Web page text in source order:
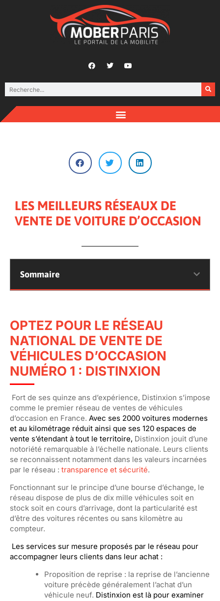
LES MEILLEURS RÉSEAUX DE
VENTE DE VOITURE D’OCCASION
Sommaire
OPTEZ POUR LE RÉSEAU
NATIONAL DE VENTE DE
VÉHICULES D’OCCASION
NUMÉRO 1 : DISTINXION
Fort de ses quinze ans d’expérience, Distinxion s’impose
comme le premier réseau de ventes de véhicules
d’occasion en France. Avec ses 2000 voitures modernes
et au kilométrage réduit ainsi que ses 120 espaces de
vente s’étendant à tout le territoire, Distinxion jouit d’une
notoriété remarquable à l’échelle nationale. Leurs clients
se reconnaissent notamment dans les valeurs incarnées
par le réseau : transparence et sécurité.
Fonctionnant sur le principe d’une bourse d’échange, le
réseau dispose de plus de dix mille véhicules soit en
stock soit en cours d’arrivage, dont la particularité est
d’être des voitures récentes ou sans kilomètre au
compteur.
Les services sur mesure proposés par le réseau pour
accompagner leurs clients dans leur achat :
Proposition de reprise : la reprise de l’ancienne
voiture précède généralement l’achat d’un
véhicule neuf. Distinxion est là pour examiner